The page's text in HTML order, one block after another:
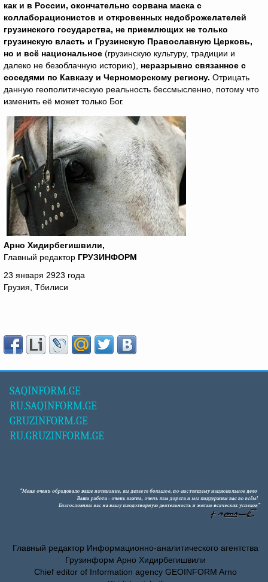
как и в России, окончательно сорвана маска с
коллаборационистов и откровенных недоброжелателей
грузинского государства, не приемлющих не только
грузинскую власть и Грузинскую Православную Церковь,
но и всё национальное (грузинскую культуру, традиции и
далеко не безоблачную историю), неразрывно связанное с
соседями по Кавказу и Черноморскому региону. Отрицать
данную геополитическую реальность бессмысленно, потому что
изменить её может только Бог.
Арно Хидирбегишвили,
Главный редактор ГРУЗИНФОРМ
23 января 2923 года
Грузия, Тбилиси
SAQINFORM.GE
RU.SAQINFORM.GE
GRUZINFORM.GE
RU.GRUZINFORM.GE
Главный редактор Информационно-аналитического агентства
Грузинформ Арно Хидирбегишвили
Chief editor of Information agency GEOINFORM Arno